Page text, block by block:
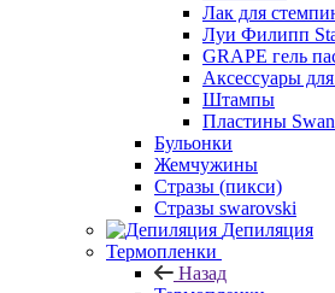
Лак для
Луи Филипп
GRAPE гель
Аксессуары
Штампы
Пластины
Бульонки
Жемчужины
Стразы (пикси)
Cтразы swarovski
Депиляция
Термопленки
Назад